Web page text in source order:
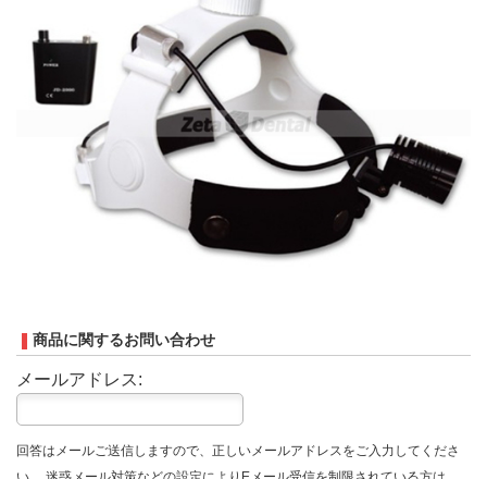
商品に関するお問い合わせ
メールアドレス:
回答はメールご送信しますので、正しいメールアドレスをご入力してくださ